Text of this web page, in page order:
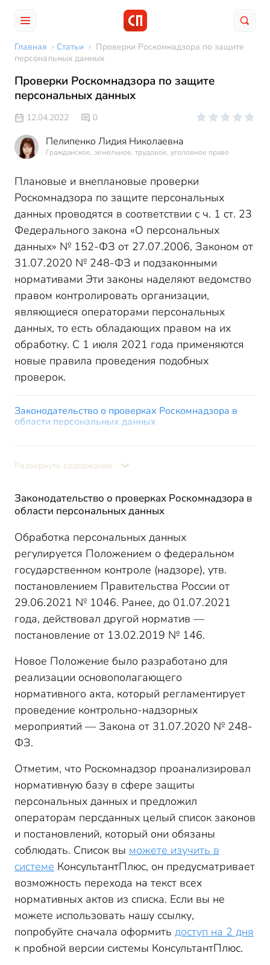
Главная › Статьи › Проверки Роскомнадзора по защите
персональных данных
Проверки Роскомнадзора по защите
персональных данных
12.04.2022 0
Пелипенко Лидия Николаевна
Гражданское, земельное, трудовое, уголовное право
Плановые и внеплановые проверки
Роскомнадзора по защите персональных
данных проводятся в соответствии с ч. 1 ст. 23
Федерального закона «О персональных
данных» № 152-ФЗ от 27.07.2006, Законом от
31.07.2020 № 248-ФЗ и подзаконными
нормативами Эти законы наделяют ведомство
правом контролировать организации,
являющиеся операторами персональных
данных, то есть обладающих правом на их
обработку. С 1 июля 2021 года применяются
новые правила проведения подобных
проверок.
Законодательство о проверках Роскомнадзора в
области персональных данных
Зависимость частоты и подробности проверок от
Проверочные листы Роскомнадзора
Результаты проверки соблюдения законодательства
Проверки Роскомнадзора: сроки
Инспекционный визит
Документарная проверка
Выездная проверка
Развернуть содержание
Законодательство о проверках Роскомнадзора в
области персональных данных
Обработка персональных данных
регулируется Положением о федеральном
государственном контроле (надзоре), утв.
постановлением Правительства России от
29.06.2021 № 1046. Ранее, до 01.07.2021
года, действовал другой норматив —
постановление от 13.02.2019 № 146.
Новое Положение было разработано для
реализации основополагающего
нормативного акта, который регламентирует
проведение контрольно-надзорных
мероприятий — Закона от 31.07.2020 № 248-
ФЗ.
Отметим, что Роскомнадзор проанализировал
нормативную базу в сфере защиты
персональных данных и предложил
операторам персданных целый список законов
и постановлений, который они обязаны
соблюдать. Список вы можете изучить в
системе КонсультантПлюс, он предусматривает
возможность перехода на текст всех
нормативных актов из списка. Если вы не
можете использовать нашу ссылку,
попробуйте сначала оформить доступ на 2 дня
к пробной версии системы КонсультантПлюс.